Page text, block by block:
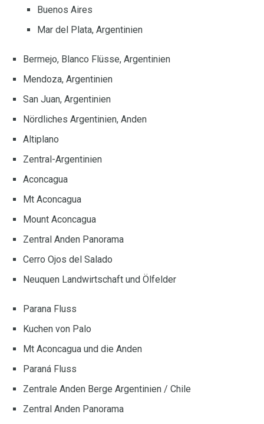
Buenos Aires
Mar del Plata, Argentinien
Bermejo, Blanco Flüsse, Argentinien
Mendoza, Argentinien
San Juan, Argentinien
Nördliches Argentinien, Anden
Altiplano
Zentral-Argentinien
Aconcagua
Mt Aconcagua
Mount Aconcagua
Zentral Anden Panorama
Cerro Ojos del Salado
Neuquen Landwirtschaft und Ölfelder
Parana Fluss
Kuchen von Palo
Mt Aconcagua und die Anden
Paraná Fluss
Zentrale Anden Berge Argentinien / Chile
Zentral Anden Panorama